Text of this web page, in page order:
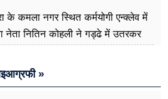
कमला नगर स्थित कर्मयोगी एन्क्लेव में
नेता नितिन कोहली ने गड्ढे में उतरकर
»